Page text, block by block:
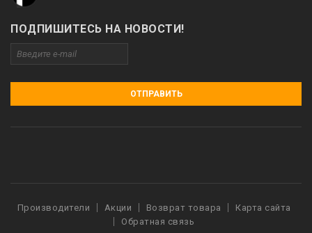
ПОДПИШИТЕСЬ НА НОВОСТИ!
ОТПРАВИТЬ
Производители Акции Возврат товара
Карта сайта
Обратная связь